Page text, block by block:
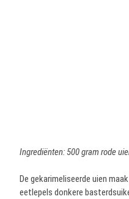
Ingrediënten: 500 gram rode
De gekarimeliseerde uien
eetlepels donkere